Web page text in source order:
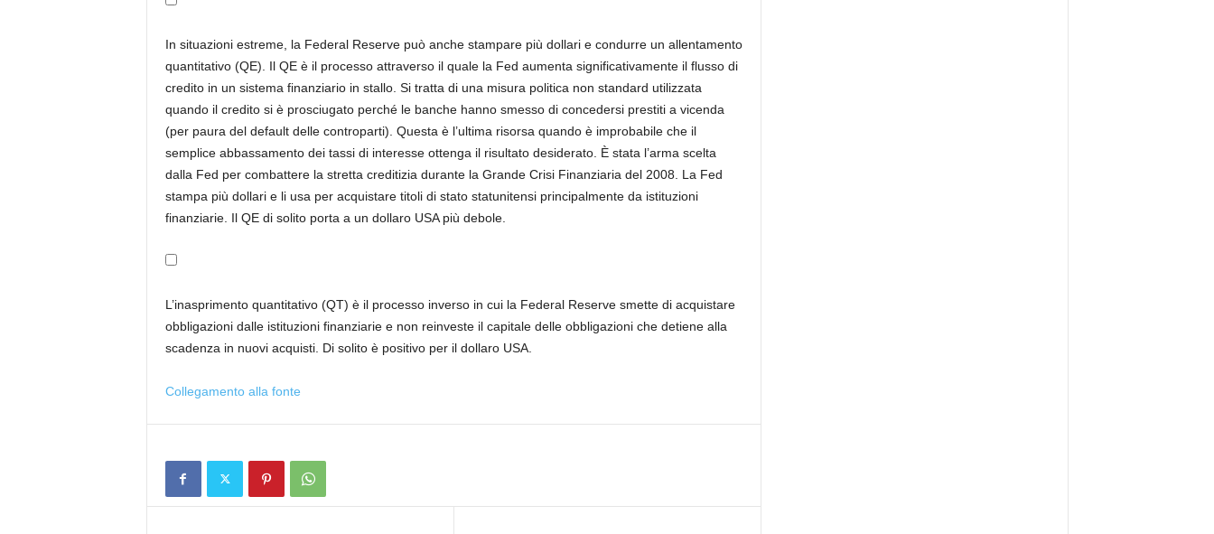
In situazioni estreme, la Federal Reserve può anche stampare più dollari e condurre un allentamento
quantitativo (QE). Il QE è il processo attraverso il quale la Fed aumenta significativamente il flusso di
credito in un sistema finanziario in stallo. Si tratta di una misura politica non standard utilizzata
quando il credito si è prosciugato perché le banche hanno smesso di concedersi prestiti a vicenda
(per paura del default delle controparti). Questa è l’ultima risorsa quando è improbabile che il
semplice abbassamento dei tassi di interesse ottenga il risultato desiderato. È stata l’arma scelta
dalla Fed per combattere la stretta creditizia durante la Grande Crisi Finanziaria del 2008. La Fed
stampa più dollari e li usa per acquistare titoli di stato statunitensi principalmente da istituzioni
finanziarie. Il QE di solito porta a un dollaro USA più debole.
L’inasprimento quantitativo (QT) è il processo inverso in cui la Federal Reserve smette di acquistare
obbligazioni dalle istituzioni finanziarie e non reinveste il capitale delle obbligazioni che detiene alla
scadenza in nuovi acquisti. Di solito è positivo per il dollaro USA.
Collegamento alla fonte